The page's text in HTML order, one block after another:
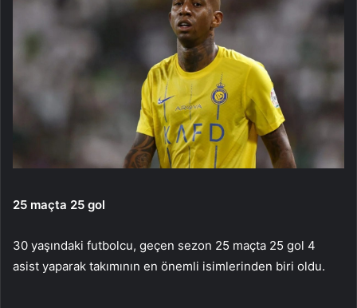
25 maçta 25 gol
30 yaşındaki futbolcu, geçen sezon 25 maçta 25 gol 4
asist yaparak takımının en önemli isimlerinden biri oldu.